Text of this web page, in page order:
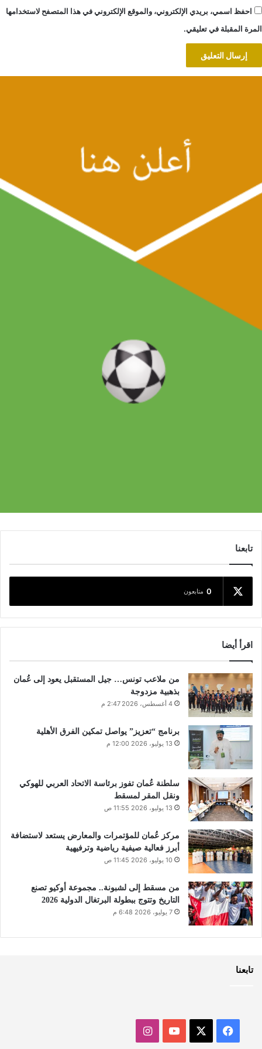
احفظ اسمي، بريدي الإلكتروني، والموقع الإلكتروني في هذا المتصفح لاستخدامها
المرة المقبلة في تعليقي.
تابعنا
0 متابعون
اقرأ أيضا
من ملاعب تونس… جيل المستقبل يعود إلى عُمان
بذهبية مزدوجة
4 أغسطس، 2026 2:47 م
برنامج “تعزيز” يواصل تمكين الفرق الأهلية
13 يوليو، 2026 12:00 م
سلطنة عُمان تفوز برئاسة الاتحاد العربي للهوكي
ونقل المقر لمسقط
13 يوليو، 2026 11:55 ص
مركز عُمان للمؤتمرات والمعارض يستعد لاستضافة
أبرز فعالية صيفية رياضية وترفيهية
10 يوليو، 2026 11:45 ص
من مسقط إلى لشبونة.. مجموعة أوكيو تصنع
التاريخ وتتوج ببطولة البرتغال الدولية 2026
7 يوليو، 2026 6:48 م
تابعنا
فيسبوك ‫YouTubeانستقرام